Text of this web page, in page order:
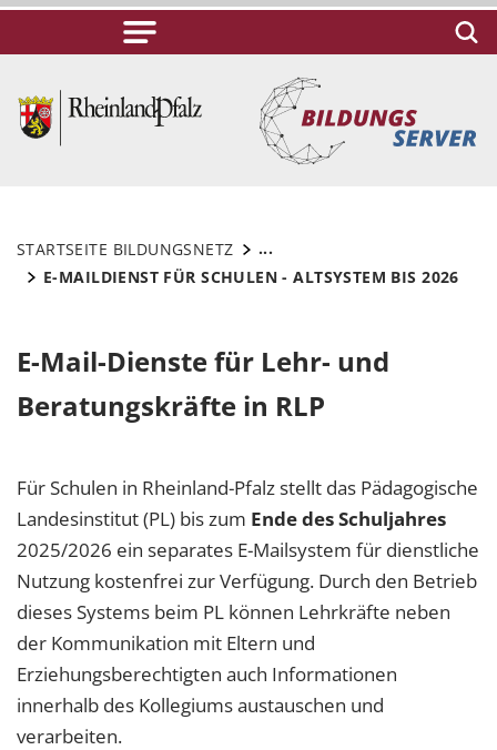
STARTSEITE BILDUNGSNETZ
...
E-MAILDIENST FÜR SCHULEN - ALTSYSTEM BIS 2026
E-Mail-Dienste für Lehr- und
Beratungskräfte in RLP
Für Schulen in Rheinland-Pfalz stellt das Pädagogische
Landesinstitut (PL) bis zum Ende des Schuljahres
2025/2026 ein separates E-Mailsystem für dienstliche
Nutzung kostenfrei zur Verfügung. Durch den Betrieb
dieses Systems beim PL können Lehrkräfte neben
der Kommunikation mit Eltern und
Erziehungsberechtigten auch Informationen
innerhalb des Kollegiums austauschen und
verarbeiten.